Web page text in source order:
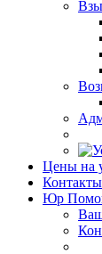
Цены на
Контакты
Юр